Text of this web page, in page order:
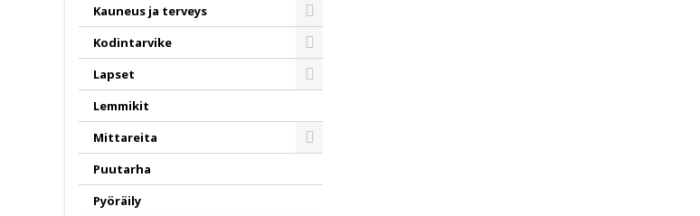
Kauneus ja terveys
Toggle
Kodintarvike
Toggle
Lapset
Lemmikit
Mittareita
Puutarha
Pyöräily